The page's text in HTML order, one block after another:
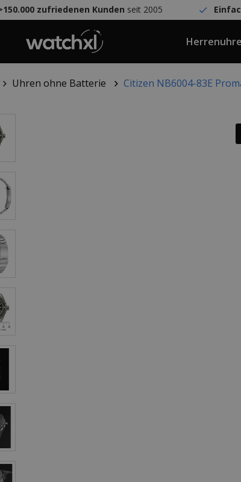
zufriedenen Kunden seit 2005
Uhren ohne Batterie Citizen NB6004-83E